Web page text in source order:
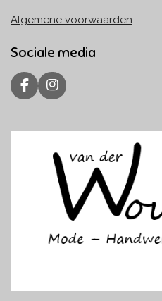
Algemene voorwaarden
Sociale media
F
a
e
I
n
t
g
r
a
m